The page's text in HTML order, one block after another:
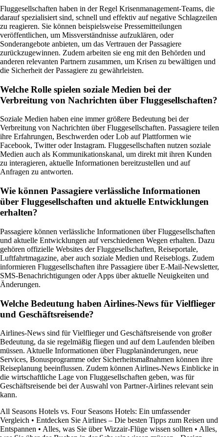
Fluggesellschaften haben in der Regel Krisenmanagement-Teams, die
darauf spezialisiert sind, schnell und effektiv auf negative Schlagzeilen
zu reagieren. Sie können beispielsweise Pressemitteilungen
veröffentlichen, um Missverständnisse aufzuklären, oder
Sonderangebote anbieten, um das Vertrauen der Passagiere
zurückzugewinnen. Zudem arbeiten sie eng mit den Behörden und
anderen relevanten Partnern zusammen, um Krisen zu bewältigen und
die Sicherheit der Passagiere zu gewährleisten.
Welche Rolle spielen soziale Medien bei der
Verbreitung von Nachrichten über Fluggesellschaften?
Soziale Medien haben eine immer größere Bedeutung bei der
Verbreitung von Nachrichten über Fluggesellschaften. Passagiere teilen
ihre Erfahrungen, Beschwerden oder Lob auf Plattformen wie
Facebook, Twitter oder Instagram. Fluggesellschaften nutzen soziale
Medien auch als Kommunikationskanal, um direkt mit ihren Kunden
zu interagieren, aktuelle Informationen bereitzustellen und auf
Anfragen zu antworten.
Wie können Passagiere verlässliche Informationen
über Fluggesellschaften und aktuelle Entwicklungen
erhalten?
Passagiere können verlässliche Informationen über Fluggesellschaften
und aktuelle Entwicklungen auf verschiedenen Wegen erhalten. Dazu
gehören offizielle Websites der Fluggesellschaften, Reiseportale,
Luftfahrtmagazine, aber auch soziale Medien und Reiseblogs. Zudem
informieren Fluggesellschaften ihre Passagiere über E-Mail-Newsletter,
SMS-Benachrichtigungen oder Apps über aktuelle Neuigkeiten und
Änderungen.
Welche Bedeutung haben Airlines-News für Vielflieger
und Geschäftsreisende?
Airlines-News sind für Vielflieger und Geschäftsreisende von großer
Bedeutung, da sie regelmäßig fliegen und auf dem Laufenden bleiben
müssen. Aktuelle Informationen über Flugplanänderungen, neue
Services, Bonusprogramme oder Sicherheitsmaßnahmen können ihre
Reiseplanung beeinflussen. Zudem können Airlines-News Einblicke in
die wirtschaftliche Lage von Fluggesellschaften geben, was für
Geschäftsreisende bei der Auswahl von Partner-Airlines relevant sein
kann.
All Seasons Hotels vs. Four Seasons Hotels: Ein umfassender
Vergleich • Entdecken Sie Airlines – Die besten Tipps zum Reisen und
Entspannen • Alles, was Sie über Wizzair-Flüge wissen sollten • Alles,